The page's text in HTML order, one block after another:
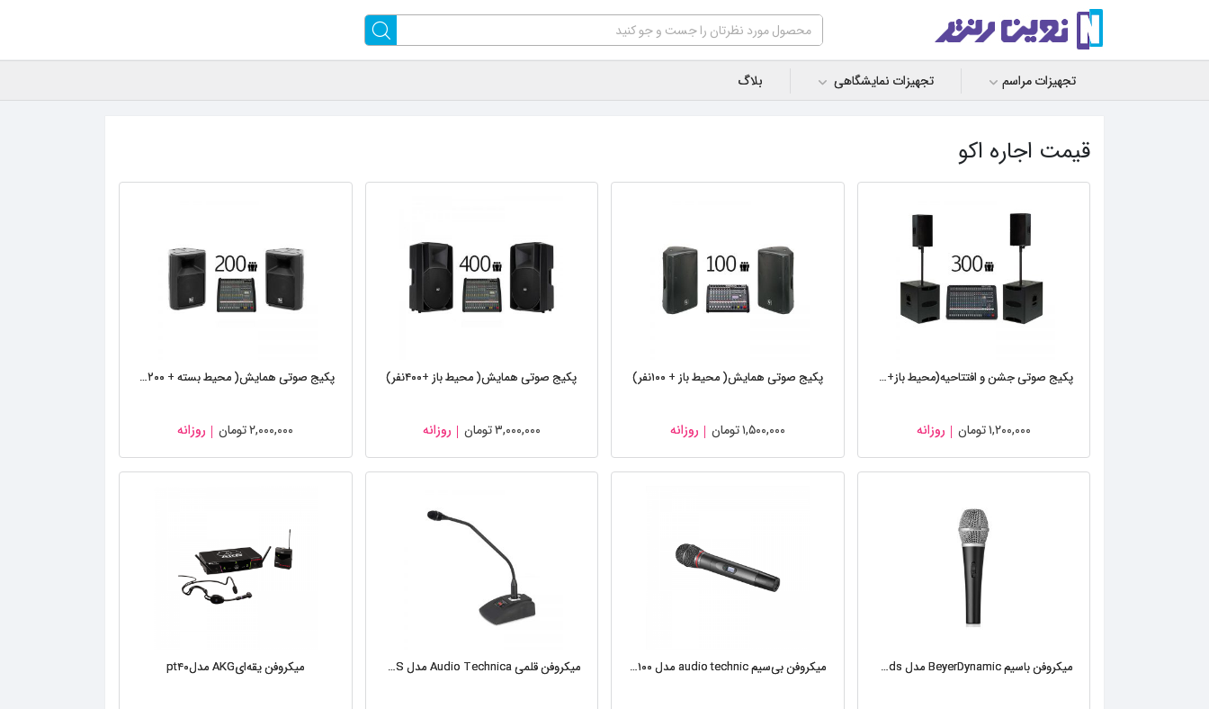
تجهیزات مراسم تجهیزات نمایشگاهی بلاگ
قیمت اجاره اکو
پکیج صوتی جشن‌ و افتتاحیه(محیط‌ باز+۳۰۰نفر)
۱,۲۰۰,۰۰۰تومان روزانه
پکیج صوتی همایش( محیط‌ باز + ۱۰۰نفر)
۱,۵۰۰,۰۰۰تومان روزانه
پکیج صوتی همایش( محیط‌ باز +۴۰۰نفر)
۳,۰۰۰,۰۰۰تومان روزانه
پکیج صوتی همایش( محیط‌ بسته + ۲۰۰نفر)
۲,۰۰۰,۰۰۰تومان روزانه
میکروفن باسیم BeyerDynamic مدل TG V۳۵ds میکروفن بی‌سیم audio technic مدل aewru۱۰۰ میکروفن قلمی Audio Technica مدل AT۸۶۶۸S میکروفن یقه‌ایAKG مدلpt۴۰